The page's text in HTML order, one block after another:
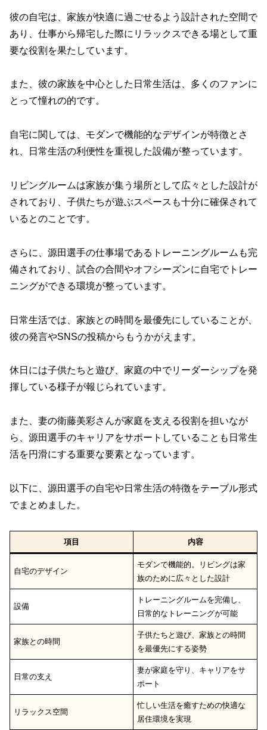
彼の自宅は、家族が快適に過ごせるよう設計された空間で
あり、仕事から帰宅した際にリラックスできる場として重
要な役割を果たしています。
また、彼の家族を中心とした日常生活は、多くのファンに
とって憧れの的です。
自宅に関しては、モダンで機能的なデザインが特徴とさ
れ、日常生活の利便性を重視した設備が整っています。
リビングルームは家族が集う場所として広々とした設計が
されており、子供たちが遊ぶスペースも十分に確保されて
いるとのことです。
さらに、源田選手の仕事場であるトレーニングルームも完
備されており、試合の合間やオフシーズンに自宅でトレー
ニングができる環境が整っています。
日常生活では、家族との時間を最優先にしていることが、
彼の発言やSNSの投稿からもうかがえます。
休日には子供たちと遊び、家庭の中でリーダーシップを発
揮している様子が報じられています。
また、妻の衛藤美彩さんが家庭を支える役割を担いなが
ら、源田選手のキャリアをサポートしていることも日常生
活を円滑にする重要な要素となっています。
以下に、源田選手の自宅や日常生活の特徴をテーブル形式
でまとめました。
項目 内容
自宅のデザイン
モダンで機能的。リビングは家
族のために広々とした設計
設備
トレーニングルームを完備し、
日常的なトレーニングが可能
家族との時間
子供たちと遊び、家族との時間
を最優先にする姿勢
日常の支え
妻が家庭を守り、キャリアをサ
ポート
リラックス空間
忙しい生活を癒すための快適な
居住環境を実現